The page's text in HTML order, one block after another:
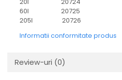
60l 20725
205l 20726
Informatii conformitate produs
Review-uri (0)